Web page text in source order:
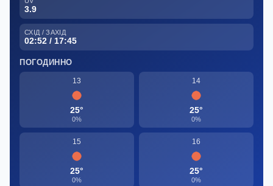
3.9
СХІД / ЗАХІД
02:52 / 17:45
ПОГОДИННО
13
25°
0%
14
25°
0%
15
25°
0%
16
25°
0%